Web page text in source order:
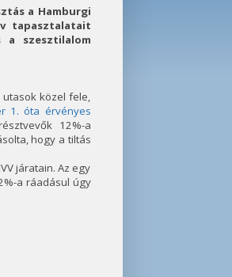
a Hamburgi
tapasztalatait
a szesztilalom
utasok közel fele,
1. óta érvényes
12%-a
hogy a tiltás
járatain. Az egy
a ráadásul úgy